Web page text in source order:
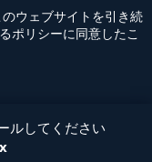
ウェブサイトを引き続
ポリシーに同意したこ
ルしてください